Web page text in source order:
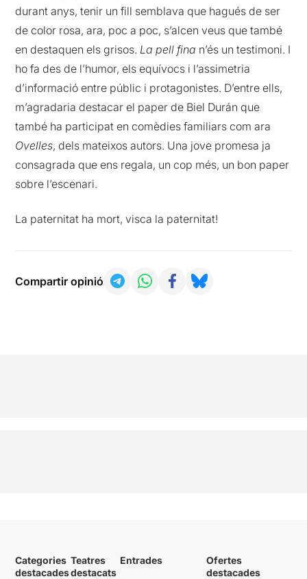
durant anys, tenir un fill semblava que hagués de ser
de color rosa, ara, poc a poc, s’alcen veus que també
en destaquen els grisos.La pell fina n’és un testimoni. I
ho fa des de l’humor, els equívocs i l’assimetria
d’informació entre públic i protagonistes. D’entre ells,
m’agradaria destacar el paper de Biel Durán que
també ha participat en comèdies familiars com ara
Ovelles, dels mateixos autors. Una jove promesa ja
consagrada que ens regala, un cop més, un bon paper
sobre l’escenari.
La paternitat ha mort, visca la paternitat!
Compartir opinió
Categories
destacades
Teatres
destacats
Entrades
Ofertes
destacades